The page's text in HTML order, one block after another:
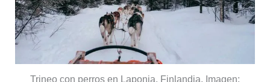
Trineo con perros en Laponia, Finlandia. Imagen: